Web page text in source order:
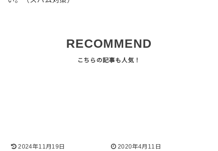
RECOMMEND
2024年11月19日
2020年4月11日